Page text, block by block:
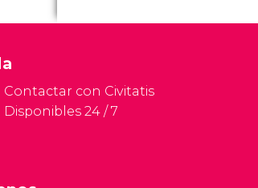
Contactar con Civitatis
Disponibles 24 / 7